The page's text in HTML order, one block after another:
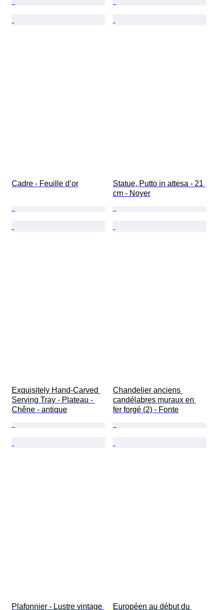
Cadre - Feuille d’or
Statue, Putto in attesa - 21
cm - Noyer
Exquisitely Hand-Carved
Serving Tray - Plateau -
Chêne - antique
Chandelier anciens
candélabres muraux en
fer forgé (2) - Fonte
Plafonnier - Lustre vintage Européen au début du